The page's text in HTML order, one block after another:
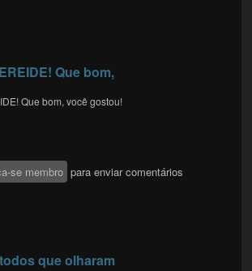
Que bom,
Que bom, você gostou!
se membro para enviar comentários
que olharam